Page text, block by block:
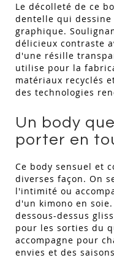
Le décolleté de ce
dentelle qui
graphique.
délicieux contraste
d'une résille
utilise pour la
matériaux recyclés
des technologies
Un body
porter en
Ce body sensuel et
diverses façon. On
l'intimité ou
d'un kimono en
dessous-dessus
pour les sorties du
accompagne pour
envies et des